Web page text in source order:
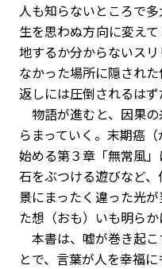
人も知らないところで
生を思わぬ方向に変え
地するか分からないス
なかった場所に隠され
返しには圧倒されるはず
物語が進むと、因果
らまっていく。末期癌
始める第３章「無常風
石をぶつける遊びなど
景にまったく違った光
た想（おも）いも明らか
本書は、嘘が巻き起
とで、言葉が人を幸福